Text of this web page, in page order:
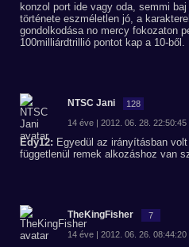
konzol port ide vagy oda, semmi
története eszméletlen jó, a
gondolkodása no mercy fokozaton
100milliárdtrillió pontot kap a 10-ből.
NTSC Jani 128
14 éve | 2012. 06. 28. 22:50:45
Edy12: Egyedül az irányításban
függetlenül remek alkozáshoz van
TheKingFisher 7
14 éve | 2012. 06. 26. 08:44:20